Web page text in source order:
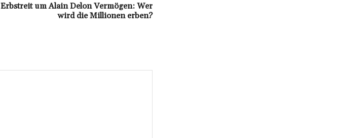
Erbstreit um Alain Delon Vermögen: Wer
wird die Millionen erben?